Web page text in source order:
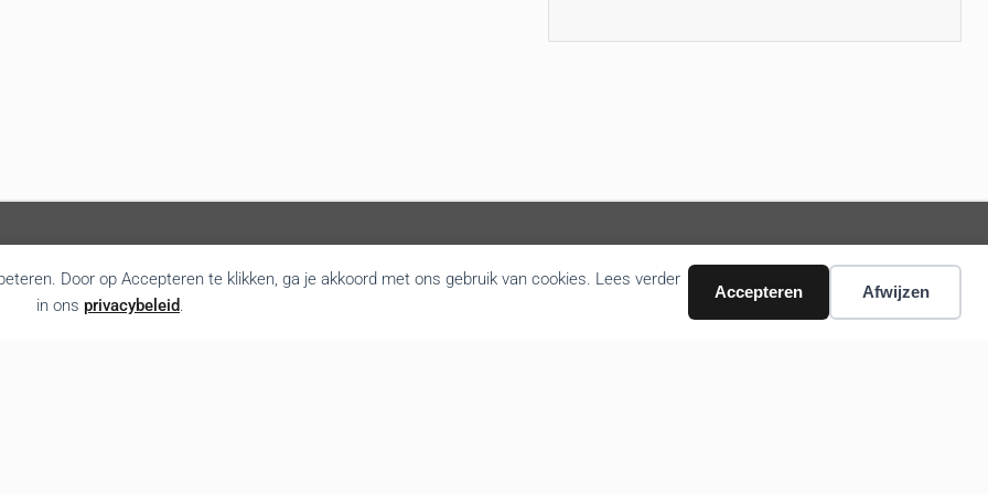
Door op Accepteren te klikken, ga je akkoord met ons gebruik van cookies. Lees verder
in ons privacybeleid.
Accepteren Afwijzen